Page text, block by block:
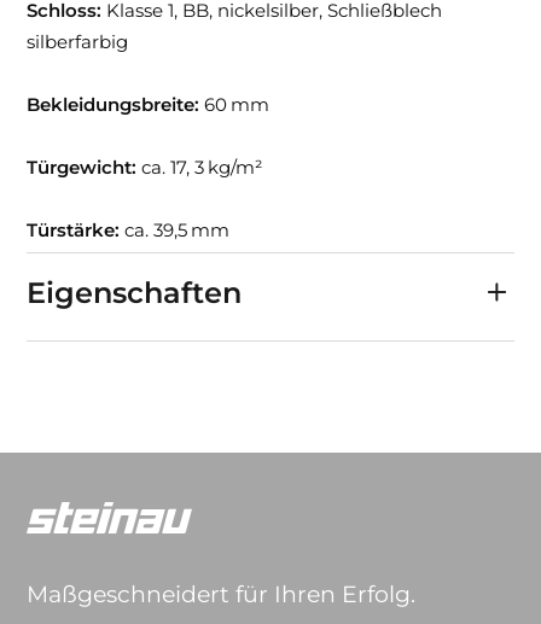
Schloss: Klasse 1, BB, nickelsilber, Schließblech
silberfarbig
Bekleidungsbreite: 60 mm
Türgewicht:ca. 17, 3 kg/m²
Türstärke:ca. 39,5 mm
Eigenschaften
Maßgeschneidert für Ihren Erfolg.